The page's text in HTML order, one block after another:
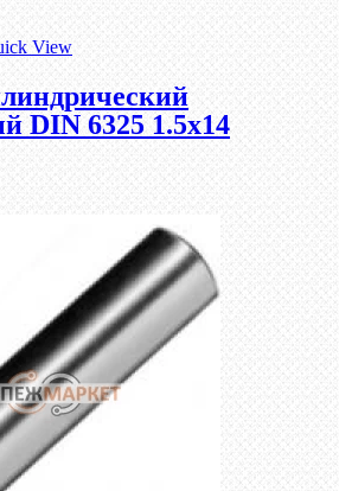
View
DIN 6325 1.5х14